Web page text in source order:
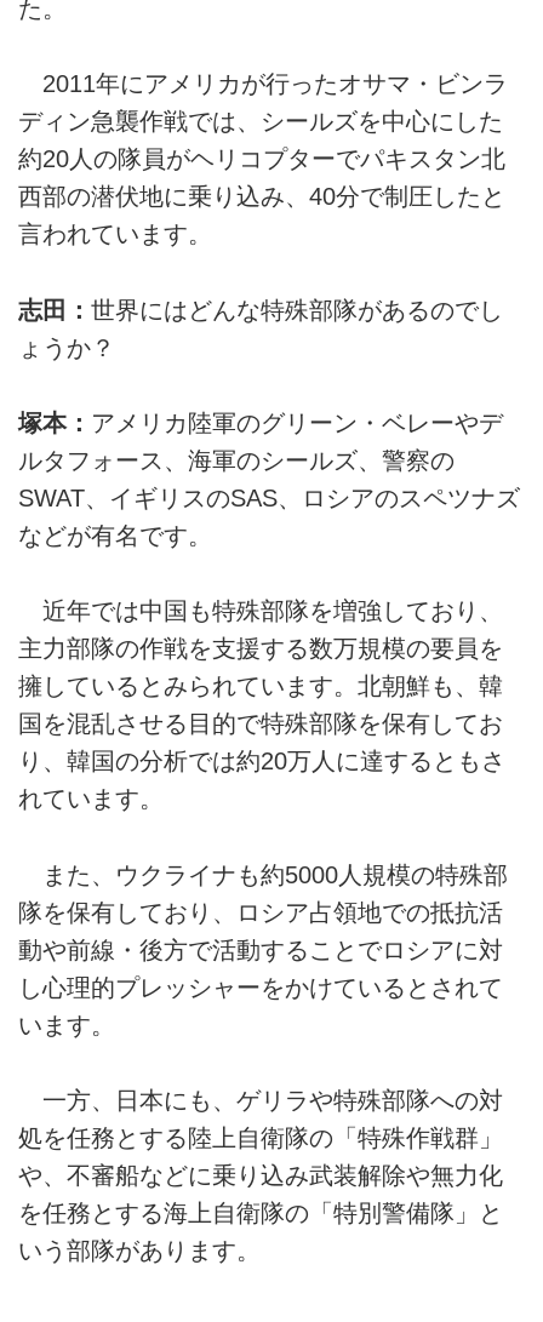
た。
2011年にアメリカが行ったオサマ・ビンラ
ディン急襲作戦では、シールズを中心にした
約20人の隊員がヘリコプターでパキスタン北
西部の潜伏地に乗り込み、40分で制圧したと
言われています。
志田： 世界にはどんな特殊部隊があるのでし
ょうか？
塚本： アメリカ陸軍のグリーン・ベレーやデ
ルタフォース、海軍のシールズ、警察の
SWAT、イギリスのSAS、ロシアのスペツナズ
などが有名です。
近年では中国も特殊部隊を増強しており、
主力部隊の作戦を支援する数万規模の要員を
擁しているとみられています。北朝鮮も、韓
国を混乱させる目的で特殊部隊を保有してお
り、韓国の分析では約20万人に達するともさ
れています。
また、ウクライナも約5000人規模の特殊部
隊を保有しており、ロシア占領地での抵抗活
動や前線・後方で活動することでロシアに対
し心理的プレッシャーをかけているとされて
います。
一方、日本にも、ゲリラや特殊部隊への対
処を任務とする陸上自衛隊の「特殊作戦群」
や、不審船などに乗り込み武装解除や無力化
を任務とする海上自衛隊の「特別警備隊」と
いう部隊があります。